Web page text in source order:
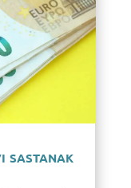
sastanak